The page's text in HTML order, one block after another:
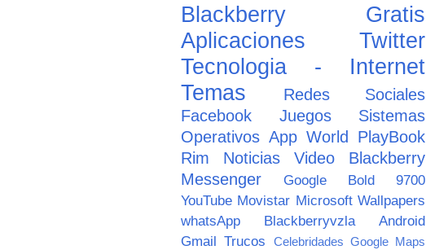
Blackberry
Gratis
Aplicaciones
Twitter
Tecnologia - Internet
Temas
Redes Sociales
Facebook
Juegos
Sistemas
Operativos App World PlayBook
Rim
Noticias Video
Blackberry
Messenger
Google
Bold 9700
YouTube Movistar Microsoft Wallpapers
whatsApp
Blackberryvzla
Android
Gmail Trucos Celebridades Google Maps